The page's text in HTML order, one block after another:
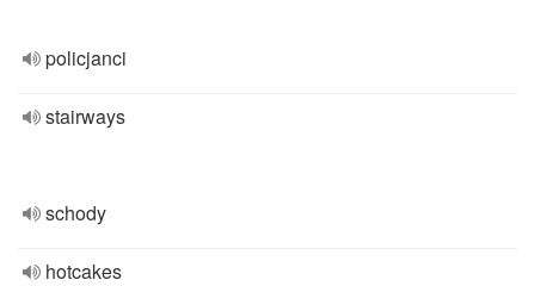
policjanci
stairways
schody
hotcakes